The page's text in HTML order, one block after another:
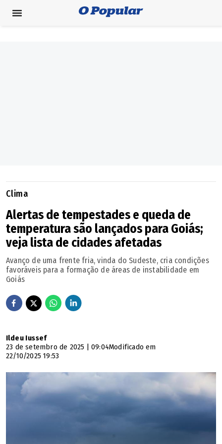
Clima
Alertas de tempestades e queda de
temperatura são lançados para Goiás;
veja lista de cidades afetadas
Avanço de uma frente fria, vinda do Sudeste, cria condições
favoráveis para a formação de áreas de instabilidade em
Goiás
Ildeu Iussef
23 de setembro de 2025 | 09:04Modificado em
22/10/2025 19:53